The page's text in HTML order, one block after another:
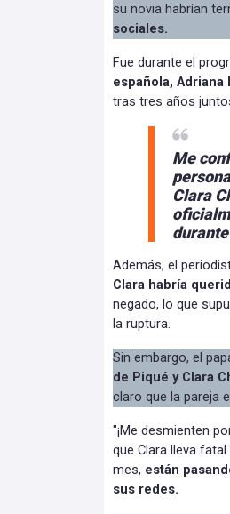
su novia habrían
sociales.
Fue durante el
española, Adriana
tras tres años
Me
Clara
Además, el
Clara habría
negado, lo que
la ruptura.
Sin embargo, el
de Piqué y Clara
claro que la pareja
"¡Me desmienten
que Clara lleva
mes, están
sus redes.